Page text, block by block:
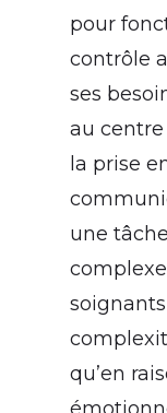
pour
contrôle
ses
au centre
la prise
une
qu’en